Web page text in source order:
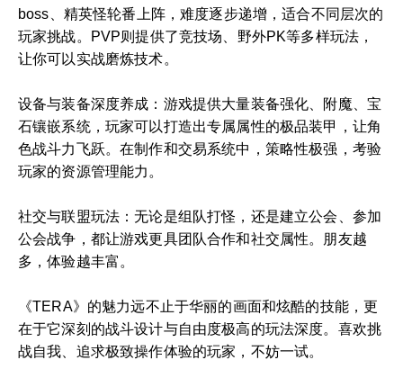
boss、精英怪轮番上阵，难度逐步递增，适合不同层次的
玩家挑战。PVP则提供了竞技场、野外PK等多样玩法，
让你可以实战磨炼技术。
设备与装备深度养成：游戏提供大量装备强化、附魔、宝
石镶嵌系统，玩家可以打造出专属属性的极品装甲，让角
色战斗力飞跃。在制作和交易系统中，策略性极强，考验
玩家的资源管理能力。
社交与联盟玩法：无论是组队打怪，还是建立公会、参加
公会战争，都让游戏更具团队合作和社交属性。朋友越
多，体验越丰富。
《TERA》的魅力远不止于华丽的画面和炫酷的技能，更
在于它深刻的战斗设计与自由度极高的玩法深度。喜欢挑
战自我、追求极致操作体验的玩家，不妨一试。